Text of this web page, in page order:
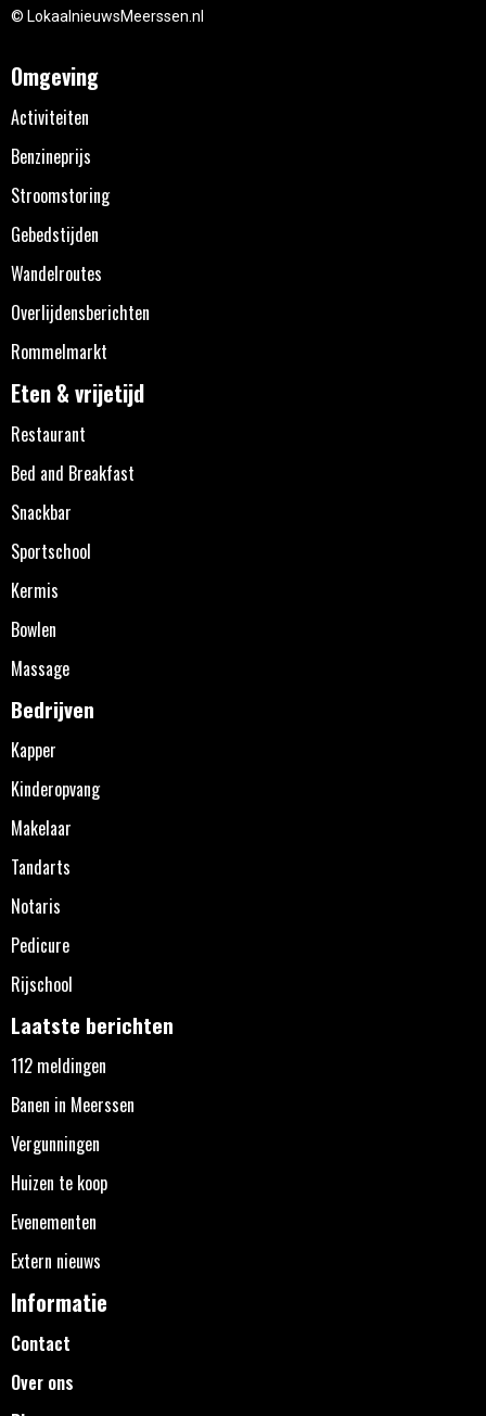
© LokaalnieuwsMeerssen.nl
Omgeving
Activiteiten
Benzineprijs
Stroomstoring
Gebedstijden
Wandelroutes
Overlijdensberichten
Rommelmarkt
Eten & vrijetijd
Restaurant
Bed and Breakfast
Snackbar
Sportschool
Kermis
Bowlen
Massage
Bedrijven
Kapper
Kinderopvang
Makelaar
Tandarts
Notaris
Pedicure
Rijschool
Laatste berichten
112 meldingen
Banen in Meerssen
Vergunningen
Huizen te koop
Evenementen
Extern nieuws
Informatie
Contact
Over ons